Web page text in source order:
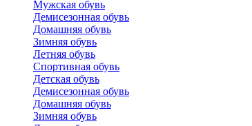
Мужская обувь
Демисезонная обувь
Домашняя обувь
Зимняя обувь
Летняя обувь
Спортивная обувь
Детская обувь
Демисезонная обувь
Домашняя обувь
Зимняя обувь